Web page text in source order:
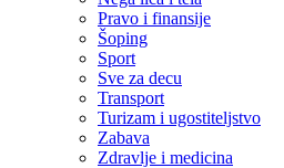
Pravo i finansije
Šoping
Sport
Sve za decu
Transport
Turizam i ugostiteljstvo
Zabava
Zdravlje i medicina